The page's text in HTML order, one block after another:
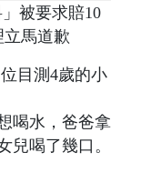
目測4歲的小
喝水，爸爸拿
兒喝了幾口。